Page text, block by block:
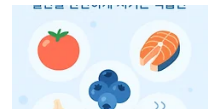
거나, 특정 건강 문제를 예방·관리하려는 사람들이 늘어나면서 건강기능식품
의 자료에 따르면, 국내 건강기능식품 시장은 매년 성장세를 이어가고 있으며,
소비자의 70% 이상이 ‘건강 유지를 위한 보조 수단’으로 제품을 선택한다고
합니다. 소비자들이 건강기능식품을 고..